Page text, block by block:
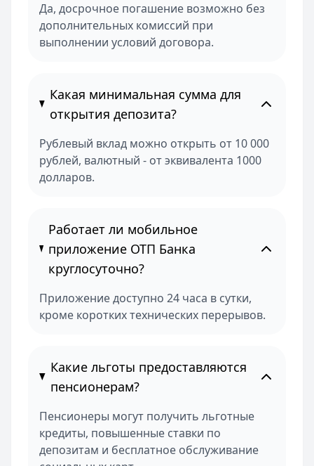
Да, досрочное погашение возможно без
дополнительных комиссий при
выполнении условий договора.
Какая минимальная сумма для
открытия депозита?
Рублевый вклад можно открыть от 10 000
рублей, валютный - от эквивалента 1000
долларов.
Работает ли мобильное
приложение ОТП Банка
круглосуточно?
Приложение доступно 24 часа в сутки,
кроме коротких технических перерывов.
Какие льготы предоставляются
пенсионерам?
Пенсионеры могут получить льготные
кредиты, повышенные ставки по
депозитам и бесплатное обслуживание